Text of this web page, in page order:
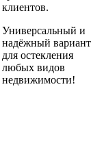
клиентов.
Универсальный и
надёжный вариант
для остекления
любых видов
недвижимости!